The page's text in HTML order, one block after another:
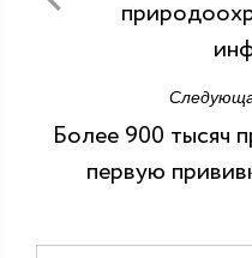
Более 900 тысяч
первую